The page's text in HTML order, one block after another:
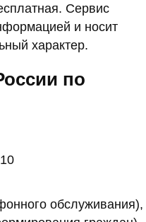
Сервис
и носит
характер.
по
обслуживания),